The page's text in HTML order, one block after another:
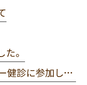
。
本日はデンソーさんの歯っぴー健診に参加してきました。